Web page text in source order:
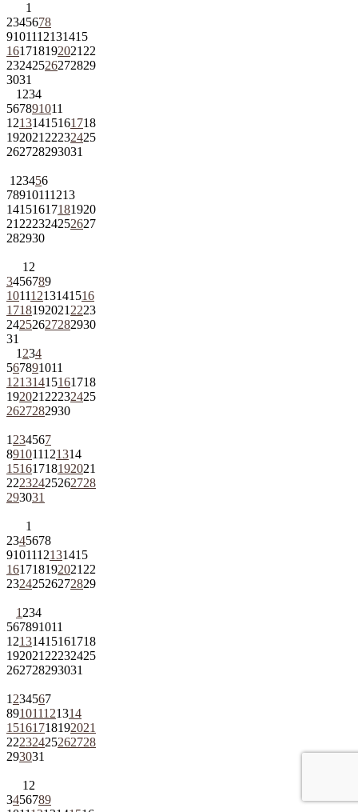
1
2345678
9101112131415
161718192021 22
23242526272829
3031
1 234
567891011
12131415161718
192021 22232425
262728293031
1 23456
78910111213
14151617181920
21 222324252627
282930
1 2
3456789
10111213141516
1718192021 2223
24252627282930
31
1 234
567891011
12131415161718
192021 22232425
2627282930
1 234567
891011121314
15161718192021
22232425262728
293031
1
2345678
9101112131415
161718192021 22
23242526272829
1 234
567891011
12131415161718
192021 22232425
262728293031
1 234567
891011121314
15161718192021
22232425262728
293031
1 2
3456789